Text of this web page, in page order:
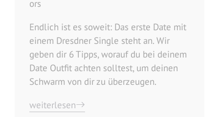
Endlich ist es soweit: Das erste Date mit
einem Dresdner Single steht an. Wir
geben dir 6 Tipps, worauf du bei deinem
Date Outfit achten solltest, um deinen
Schwarm von dir zu überzeugen.
weiterlesen